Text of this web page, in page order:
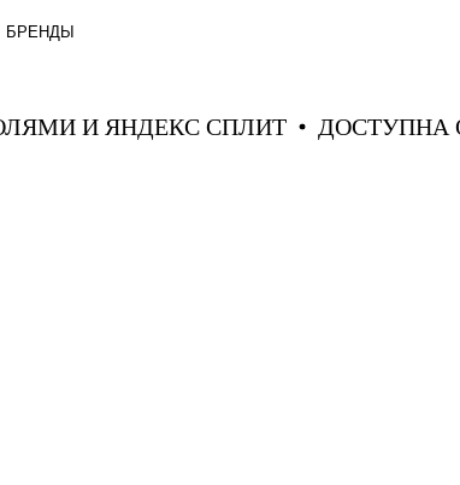
И ЯНДЕКС СПЛИТ